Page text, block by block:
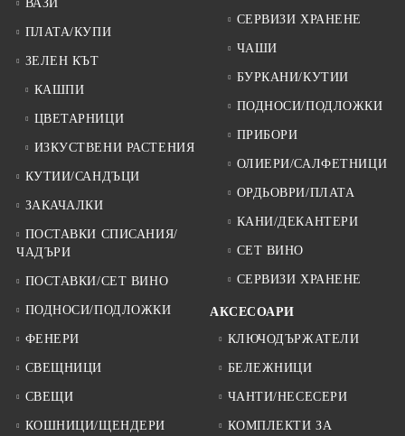
ВАЗИ
ПЛАТА/КУПИ
ЗЕЛЕН КЪТ
КАШПИ
ЦВЕТАРНИЦИ
ИЗКУСТВЕНИ РАСТЕНИЯ
КУТИИ/САНДЪЦИ
ЗАКАЧАЛКИ
ПОСТАВКИ СПИСАНИЯ/
ЧАДЪРИ
ПОСТАВКИ/СЕТ ВИНО
ПОДНОСИ/ПОДЛОЖКИ
ФЕНЕРИ
СВЕЩНИЦИ
СВЕЩИ
КОШНИЦИ/ЩЕНДЕРИ
СЕРВИЗИ ХРАНЕНЕ
ЧАШИ
БУРКАНИ/КУТИИ
ПОДНОСИ/ПОДЛОЖКИ
ПРИБОРИ
ОЛИЕРИ/САЛФЕТНИЦИ
ОРДЬОВРИ/ПЛАТА
КАНИ/ДЕКАНТЕРИ
СЕТ ВИНО
СЕРВИЗИ ХРАНЕНЕ
АКСЕСОАРИ
КЛЮЧОДЪРЖАТЕЛИ
БЕЛЕЖНИЦИ
ЧАНТИ/НЕСЕСЕРИ
КОМПЛЕКТИ ЗА